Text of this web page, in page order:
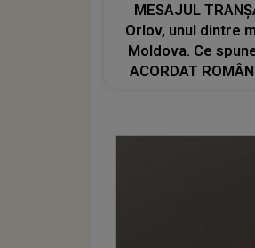
MESAJUL
Orlov, unul dintre
Moldova. Ce
ACORDAT
atunci voi atașa